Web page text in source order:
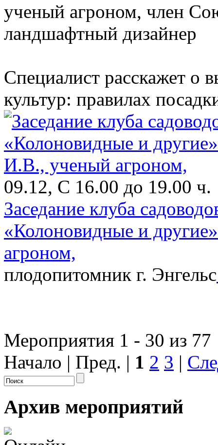
ученый агроном, член
ландшафтный дизайнер
Специалист расскажет о
культур: правилах
09.12, С 16.00 до 19.00 ч.
Заседание клуба
«Колоновидные и
агроном,
плодопитомник г. Энгельс
Мероприятия 1 - 30 из 77
Начало | Пред. | 1 2 3 |
Архив мероприятий